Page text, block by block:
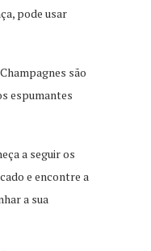
pode usar
são
espumantes
a seguir os
e encontre a
a sua